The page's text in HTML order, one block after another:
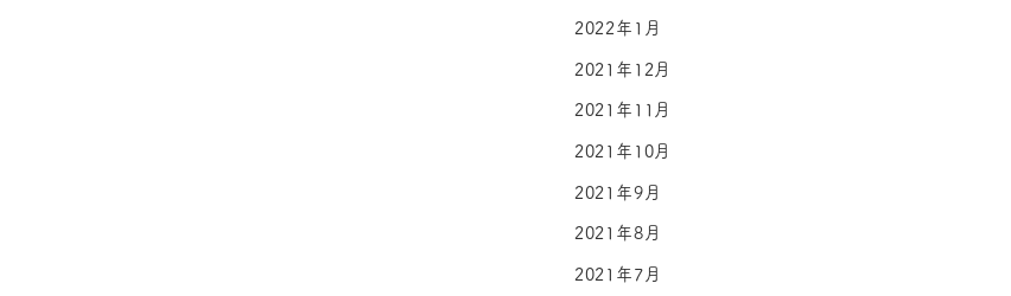
2022年1月
2021年12月
2021年11月
2021年10月
2021年9月
2021年8月
2021年7月